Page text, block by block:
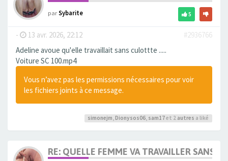
parSybarite 5
- 13 avr. 2026, 22:12
#2936766
Adeline avoue qu'elle travaillait sans culottte .....
Voiture SC 100.mp4
Vous n’avez pas les permissions nécessaires pour voir
les fichiers joints à ce message.
simonejm, Dionysos06, sam17et 2 autres a liké
RE: QUELLE FEMME VA TRAVAILLER SANS